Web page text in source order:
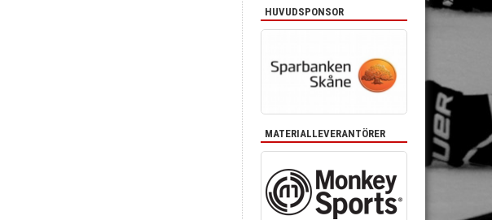
HUVUDSPONSOR
MATERIALLEVERANTÖRER